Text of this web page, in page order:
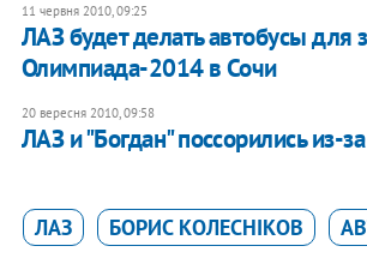
11 червня 2010, 09:25
ЛАЗ будет делать автобусы для
Олимпиада-2014 в Сочи
20 вересня 2010, 09:58
ЛАЗ и "Богдан" поссорились из-
ЛАЗ БОРИС КОЛЕСНІКОВ